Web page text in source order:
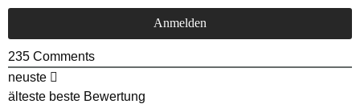
235 Comments
neuste
älteste beste Bewertung